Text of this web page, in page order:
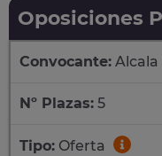
Oposiciones
Convocante: Alcala
Nº Plazas: 5
Tipo: Oferta